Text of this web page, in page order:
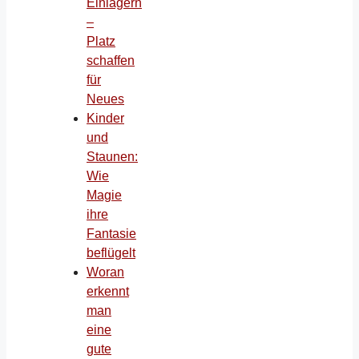
Einlagern
–
Platz
schaffen
für
Neues
Kinder
und
Staunen:
Wie
Magie
ihre
Fantasie
beflügelt
Woran
erkennt
man
eine
gute